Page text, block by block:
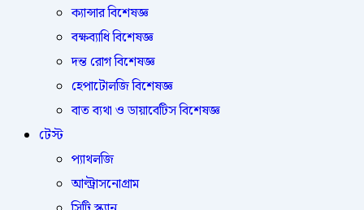
ক্যান্সার বিশেষজ্ঞ
বক্ষব্যাধি বিশেষজ্ঞ
দন্ত রোগ বিশেষজ্ঞ
হেপাটোলজি বিশেষজ্ঞ
বাত ব্যথা ও ডায়াবেটিস বিশেষজ্ঞ
টেস্ট
প্যাথলজি
আল্ট্রাসনোগ্রাম